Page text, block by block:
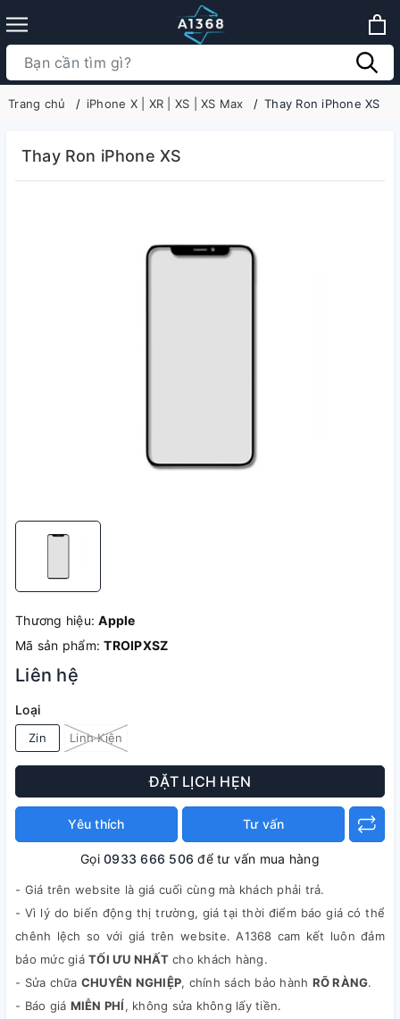
Trang chủ iPhone X | XR | XS | XS Max Thay Ron iPhone XS
Thay Ron iPhone XS
Thương hiệu:Apple
Mã sản phẩm:TROIPXSZ
Liên hệ
Loại
Zin Linh Kiện
ĐẶT LỊCH HẸN
Yêu thích Tư vấn
Gọi0933 666 506 để tư vấn mua hàng
- Giá trên website là giá cuối cùng mà khách phải trả.
- Vì lý do biến động thị trường, giá tại thời điểm báo giá có thể
chênh lệch so với giá trên website. A1368 cam kết luôn đảm
bảo mức giá TỐI ƯU NHẤTcho khách hàng.
- Sửa chữa CHUYÊN NGHIỆP, chính sách bảo hành RÕ RÀNG.
- Báo giá MIỄN PHÍ, không sửa không lấy tiền.